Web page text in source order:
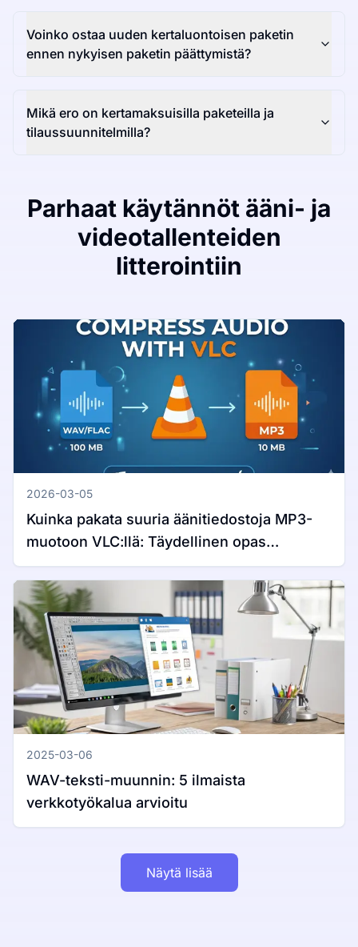
Voinko ostaa uuden kertaluontoisen paketin
ennen nykyisen paketin päättymistä?
Mikä ero on kertamaksuisilla paketeilla ja
tilaussuunnitelmilla?
Parhaat käytännöt ääni- ja
videotallenteiden
litterointiin
2026-03-05
Kuinka pakata suuria äänitiedostoja MP3-
muotoon VLC:llä: Täydellinen opas
Windowsille ja Macille
2025-03-06
WAV-teksti-muunnin: 5 ilmaista
verkkotyökalua arvioitu
Näytä lisää